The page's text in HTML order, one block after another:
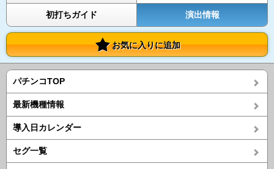
初打ちガイド 演出情報
お気に入りに追加
パチンコTOP
最新機種情報
導入日カレンダー
セグ一覧